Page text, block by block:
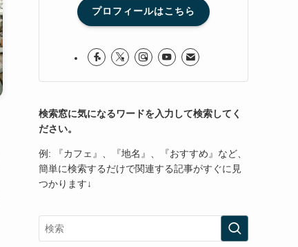
プロフィールはこちら
検索窓に気になるワードを入力して検索してく
ださい。
例: 『カフェ』、『地名』、『おすすめ』など、
簡単に検索するだけで関連する記事がすぐに見
つかります↓